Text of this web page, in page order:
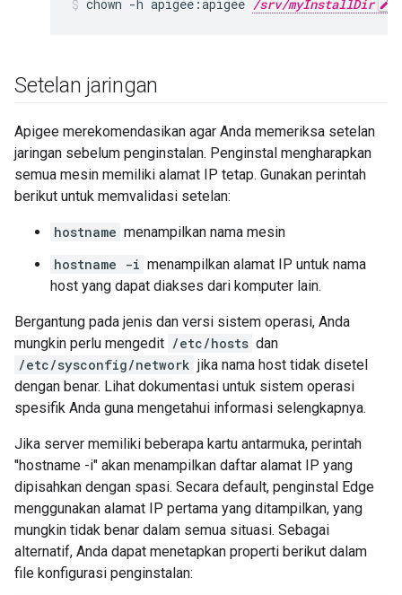
chown -h apigee:apigee /srv/myInstallDir
Setelan jaringan
Apigee merekomendasikan agar Anda memeriksa setelan
jaringan sebelum penginstalan. Penginstal mengharapkan
semua mesin memiliki alamat IP tetap. Gunakan perintah
berikut untuk memvalidasi setelan:
hostname menampilkan nama mesin
hostname -i menampilkan alamat IP untuk nama
host yang dapat diakses dari komputer lain.
Bergantung pada jenis dan versi sistem operasi, Anda
mungkin perlu mengedit /etc/hosts dan
/etc/sysconfig/network jika nama host tidak disetel
dengan benar. Lihat dokumentasi untuk sistem operasi
spesifik Anda guna mengetahui informasi selengkapnya.
Jika server memiliki beberapa kartu antarmuka, perintah
"hostname -i" akan menampilkan daftar alamat IP yang
dipisahkan dengan spasi. Secara default, penginstal Edge
menggunakan alamat IP pertama yang ditampilkan, yang
mungkin tidak benar dalam semua situasi. Sebagai
alternatif, Anda dapat menetapkan properti berikut dalam
file konfigurasi penginstalan: